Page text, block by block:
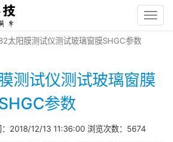
太阳膜测试仪测试玻璃窗膜SHGC参数
测试仪测试玻璃窗膜
参数
2018/12/13 11:36:00 浏览次数：5674